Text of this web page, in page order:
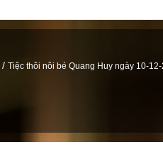
/ Tiệc thôi nôi bé Quang Huy ngày 10-